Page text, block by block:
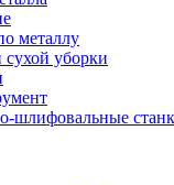
металлу
уборки
шлифовальные